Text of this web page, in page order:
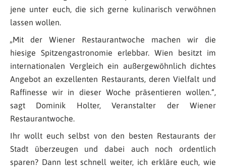
jene unter euch, die sich gerne kulinarisch verwöhnen
lassen wollen.
„Mit der Wiener Restaurantwoche machen wir die
hiesige Spitzengastronomie erlebbar. Wien besitzt im
internationalen Vergleich ein außergewöhnlich dichtes
Angebot an exzellenten Restaurants, deren Vielfalt und
Raffinesse wir in dieser Woche präsentieren wollen.“,
sagt Dominik Holter, Veranstalter der Wiener
Restaurantwoche.
Ihr wollt euch selbst von den besten Restaurants der
Stadt überzeugen und dabei auch noch ordentlich
sparen? Dann lest schnell weiter, ich erkläre euch, wie